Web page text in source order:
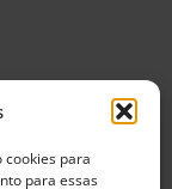
cookies para
para essas